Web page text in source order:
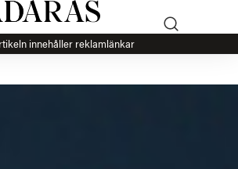
innehåller reklamlänkar